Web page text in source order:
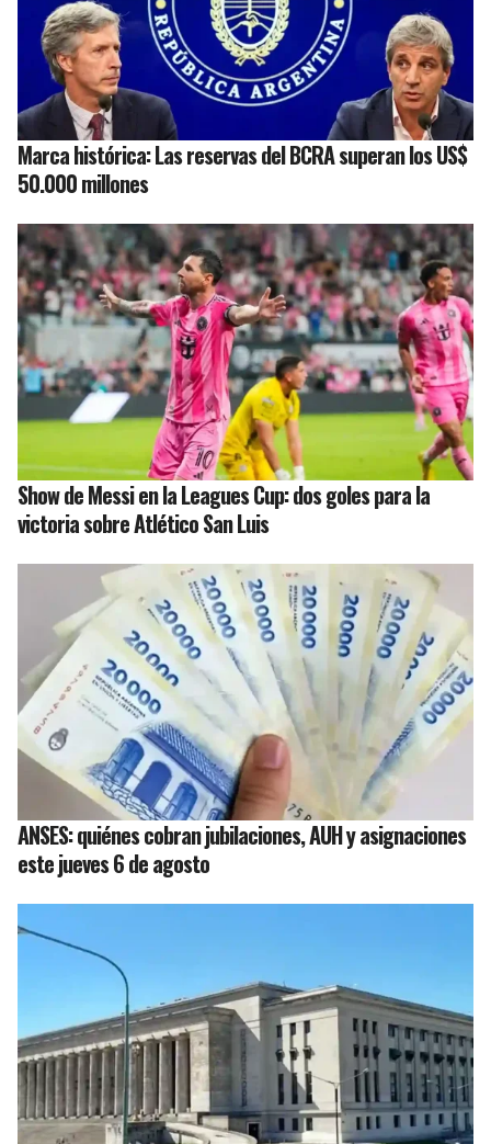
Marca histórica: Las reservas del BCRA superan los US$
50.000 millones
Show de Messi en la Leagues Cup: dos goles para la
victoria sobre Atlético San Luis
ANSES: quiénes cobran jubilaciones, AUH y asignaciones
este jueves 6 de agosto